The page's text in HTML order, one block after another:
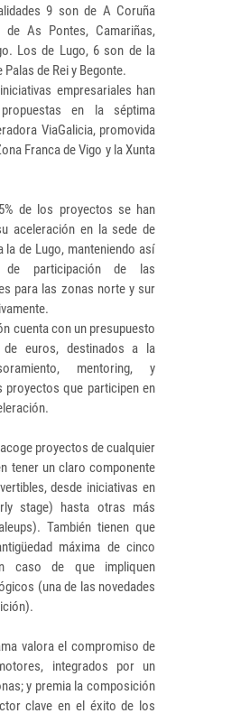
9 son de A Coruña
As Pontes, Camariñas,
Los de Lugo, 6 son de la
de Rei y Begonte.
empresariales han
en la séptima
ViaGalicia, promovida
Franca de Vigo y la Xunta
de los proyectos se han
aceleración en la sede de
la de Lugo, manteniendo así
de participación de las
para las zonas norte y sur
cuenta con un presupuesto
euros, destinados a la
mentoring, y
proyectos que participen en
proyectos de cualquier
tener un claro componente
desde iniciativas en
stage) hasta otras más
También tienen que
máxima de cinco
caso de que impliquen
(una de las novedades
valora el compromiso de
integrados por un
y premia la composición
clave en el éxito de los